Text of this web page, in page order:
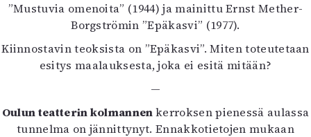
”Mustuvia omenoita” (1944) ja mainittu Ernst Mether-
Borgströmin ”Epäkasvi” (1977).
Kiinnostavin teoksista on ”Epäkasvi”. Miten toteutetaan
esitys maalauksesta, joka ei esitä mitään?
—
Oulun teatterin kolmannenkerroksen pienessä aulassa
tunnelma on jännittynyt. Ennakkotietojen mukaan